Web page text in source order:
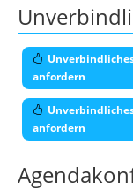
anfordern
anfordern